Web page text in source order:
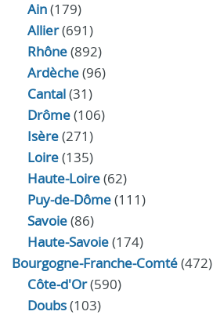
Ain(179)
Allier(691)
Rhône(892)
Ardèche(96)
Cantal(31)
Drôme(106)
Isère(271)
Loire(135)
Haute-Loire(62)
Puy-de-Dôme(111)
Savoie(86)
Haute-Savoie(174)
Bourgogne-Franche-Comté(472)
Côte-d'Or(590)
Doubs(103)